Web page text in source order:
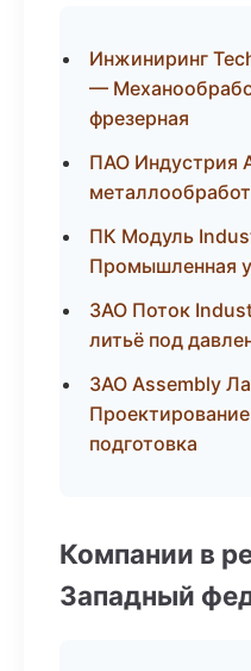
Инжиниринг
—
фрезерная
ПАО Индустрия
ПК Модуль
Промышленная
ЗАО Поток
литьё под
ЗАО Assembly
подготовка
Компании в
Западный